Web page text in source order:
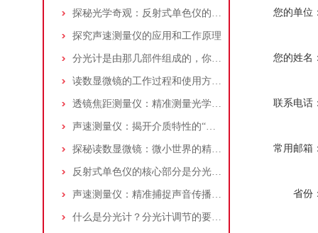
探秘光学奇观：反射式单色仪的原理与应用
探究声速测量仪的应用和工作原理
分光计是由那几部件组成的，你了解吗?
读数显微镜的工作过程和使用方法介绍
透镜焦距测量仪：精准测量光学元件的利器
声速测量仪：揭开介质特性的“声音密码破译者”
探秘读数显微镜：微小世界的精密测量者
反射式单色仪的核心部分是分光系统决定了仪器的性能和精度
声速测量仪：精准捕捉声音传播奥秘的科学仪器
什么是分光计？分光计调节的要求是什么？
您的单位
您的姓名
联系电话
常用邮箱
省份